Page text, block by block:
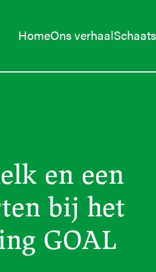
HomeOns verhaal
en een
bij het
GOAL